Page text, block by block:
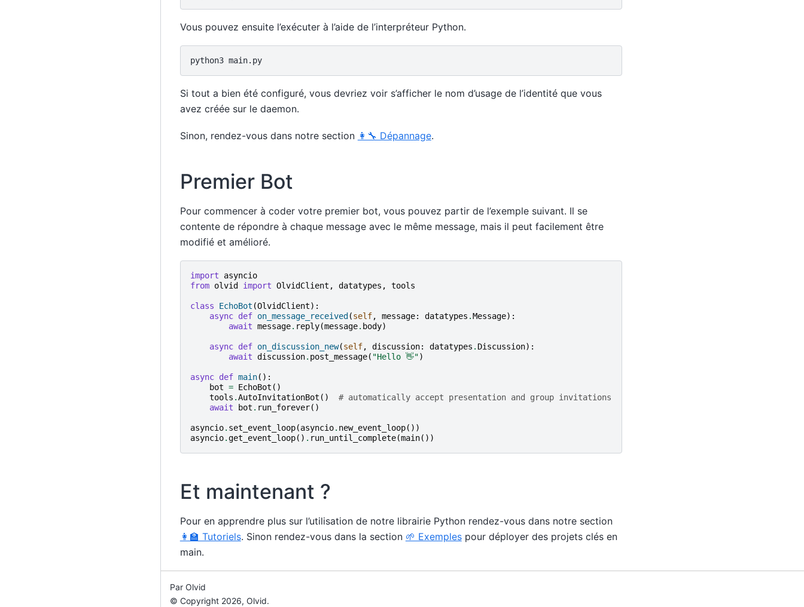
Vous pouvez ensuite l’exécuter à l’aide de l’interpréteur Python.
python3 main.py
Si tout a bien été configuré, vous devriez voir s’afficher le nom d’usage de l’identité que vous
avez créée sur le daemon.
Sinon, rendez-vous dans notre section 👩‍🔧 Dépannage.
Premier Bot
Pour commencer à coder votre premier bot, vous pouvez partir de l’exemple suivant. Il se
contente de répondre à chaque message avec le même message, mais il peut facilement être
modifié et amélioré.
import
asyncio
from olvid import OlvidClient , datatypes , tools
class EchoBot (OlvidClient):
async def on_message_received (self, message: datatypes .Message):
await message. reply(message. body)
async def on_discussion_new(self, discussion: datatypes . Discussion):
await discussion. post_message( "Hello 👋")
async def main():
bot = EchoBot ()
tools .AutoInvitationBot ()
# automatically accept presentation and group invitations
await
bot . run_forever()
asyncio. set_event_loop(asyncio. new_event_loop())
asyncio.get_event_loop() . run_until_complete(main())
Et maintenant ?
Pour en apprendre plus sur l’utilisation de notre librairie Python rendez-vous dans notre section
👩‍🏫 Tutoriels. Sinon rendez-vous dans la section 🌱 Exemplespour déployer des projets clés en
main.
Par Olvid
© Copyright 2026, Olvid.